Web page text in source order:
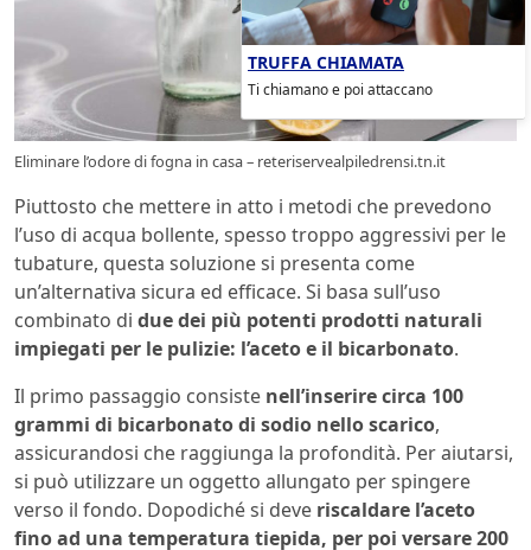
Eliminare l’odore di fogna in casa – reteriservealpiledrensi.tn.it
Piuttosto che mettere in atto i metodi che prevedono
l’uso di acqua bollente, spesso troppo aggressivi per le
tubature, questa soluzione si presenta come
un’alternativa sicura ed efficace. Si basa sull’uso
combinato di due dei più potenti prodotti naturali
impiegati per le pulizie: l’aceto e il bicarbonato.
Il primo passaggio consiste nell’inserire circa 100
grammi di bicarbonato di sodio nello scarico,
assicurandosi che raggiunga la profondità. Per aiutarsi,
si può utilizzare un oggetto allungato per spingere
verso il fondo. Dopodiché si deve riscaldare l’aceto
fino ad una temperatura tiepida, per poi versare 200
TRUFFA CHIAMATA
Ti chiamano e poi attaccano